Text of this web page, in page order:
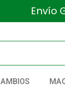
Envío